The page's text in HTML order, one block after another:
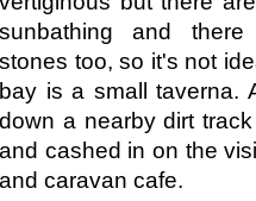
sunbathing and
stones too, so it's not
bay is a small taverna.
down a nearby dirt
and cashed in on the
and caravan cafe.